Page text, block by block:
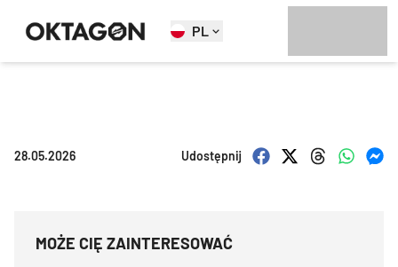
PL
28.05.2026 Udostępnij
MOŻE CIĘ ZAINTERESOWAĆ